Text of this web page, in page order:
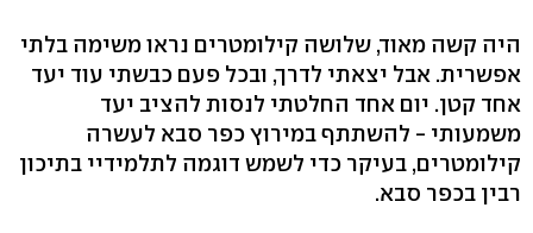
היה קשה מאוד, שלושה קילומטרים נראו משימה בלתי
אפשרית. אבל יצאתי לדרך, ובכל פעם כבשתי עוד יעד
אחד קטן. יום אחד החלטתי לנסות להציב יעד
משמעותי - להשתתף במירוץ כפר סבא לעשרה
קילומטרים, בעיקר כדי לשמש דוגמה לתלמידיי בתיכון
רבין בכפר סבא.